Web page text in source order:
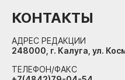
КОНТАКТЫ
АДРЕС РЕДАКЦИИ
248000, г. Калуга, ул.
ТЕЛЕФОН/ФАКС